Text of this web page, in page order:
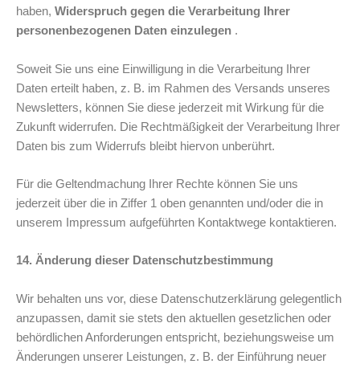
haben, Widerspruch gegen die Verarbeitung Ihrer
personenbezogenen Daten einzulegen .
Soweit Sie uns eine Einwilligung in die Verarbeitung Ihrer
Daten erteilt haben, z. B. im Rahmen des Versands unseres
Newsletters, können Sie diese jederzeit mit Wirkung für die
Zukunft widerrufen. Die Rechtmäßigkeit der Verarbeitung Ihrer
Daten bis zum Widerrufs bleibt hiervon unberührt.
Für die Geltendmachung Ihrer Rechte können Sie uns
jederzeit über die in Ziffer 1 oben genannten und/oder die in
unserem Impressum aufgeführten Kontaktwege kontaktieren.
14. Änderung dieser Datenschutzbestimmung
Wir behalten uns vor, diese Datenschutzerklärung gelegentlich
anzupassen, damit sie stets den aktuellen gesetzlichen oder
behördlichen Anforderungen entspricht, beziehungsweise um
Änderungen unserer Leistungen, z. B. der Einführung neuer